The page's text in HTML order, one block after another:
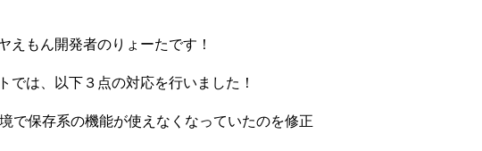
もん開発者のりょーたです！
では、以下３点の対応を行いました！
で保存系の機能が使えなくなっていたのを修正